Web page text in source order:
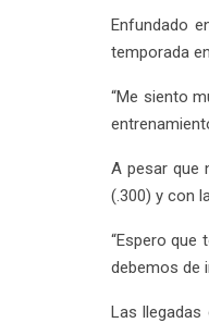
Enfundado
temporada
“Me siento
A pesar que
(.300) y con
“Espero
debemos de
Las llegadas